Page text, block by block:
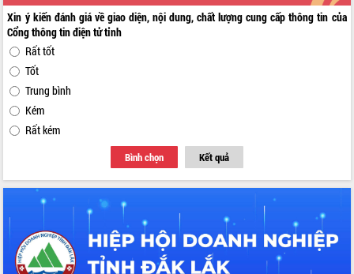
Xin ý kiến đánh giá về giao diện, nội dung, chất lượng cung cấp thông tin của
Cổng thông tin điện tử tỉnh
Rất tốt
Tốt
Trung bình
Kém
Rất kém
Bình chọn Kết quả